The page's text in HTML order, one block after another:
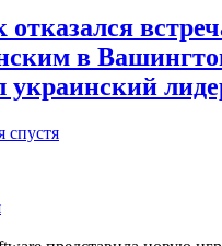
в
украинский
спустя